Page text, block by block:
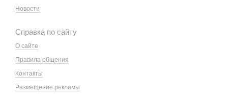
Новости
Справка по сайту
О сайте
Правила общения
Контакты
Размещение рекламы